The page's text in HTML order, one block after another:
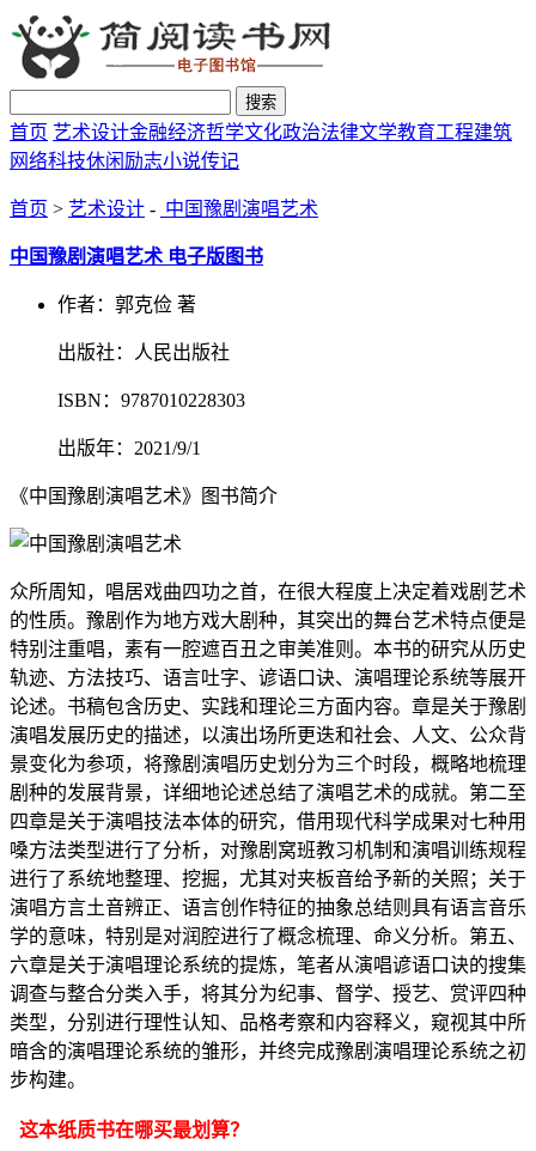
搜索
首页 艺术设计金融经济哲学文化政治法律文学教育工程建筑
网络科技休闲励志小说传记
首页 > 艺术设计 - 中国豫剧演唱艺术
中国豫剧演唱艺术 电子版图书
作者：郭克俭 著
出版社：人民出版社
ISBN：9787010228303
出版年：2021/9/1
《中国豫剧演唱艺术》图书简介
众所周知，唱居戏曲四功之首，在很大程度上决定着戏剧艺术
的性质。豫剧作为地方戏大剧种，其突出的舞台艺术特点便是
特别注重唱，素有一腔遮百丑之审美准则。本书的研究从历史
轨迹、方法技巧、语言吐字、谚语口诀、演唱理论系统等展开
论述。书稿包含历史、实践和理论三方面内容。章是关于豫剧
演唱发展历史的描述，以演出场所更迭和社会、人文、公众背
景变化为参项，将豫剧演唱历史划分为三个时段，概略地梳理
剧种的发展背景，详细地论述总结了演唱艺术的成就。第二至
四章是关于演唱技法本体的研究，借用现代科学成果对七种用
嗓方法类型进行了分析，对豫剧窝班教习机制和演唱训练规程
进行了系统地整理、挖掘，尤其对夹板音给予新的关照；关于
演唱方言土音辨正、语言创作特征的抽象总结则具有语言音乐
学的意味，特别是对润腔进行了概念梳理、命义分析。第五、
六章是关于演唱理论系统的提炼，笔者从演唱谚语口诀的搜集
调查与整合分类入手，将其分为纪事、督学、授艺、赏评四种
类型，分别进行理性认知、品格考察和内容释义，窥视其中所
暗含的演唱理论系统的雏形，并终完成豫剧演唱理论系统之初
步构建。
这本纸质书在哪买最划算？